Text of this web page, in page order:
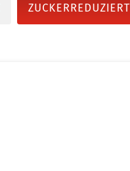
ZUCKERREDUZIERT